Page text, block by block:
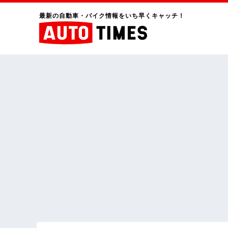
最新の自動車・バイク情報をいち早くキャッチ！